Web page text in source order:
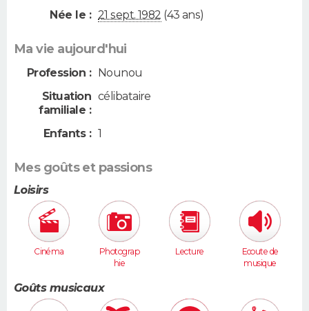
Née le : 21 sept. 1982 (43 ans)
Ma vie aujourd'hui
Profession : Nounou
Situation
familiale :
célibataire
Enfants : 1
Mes goûts et passions
Loisirs
Cinéma
Photograp
hie
Lecture
Ecoute de
musique
Goûts musicaux